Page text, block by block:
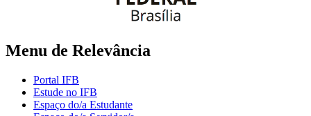
Menu de Relevância
Portal IFB
Estude no IFB
Espaço do/a Estudante